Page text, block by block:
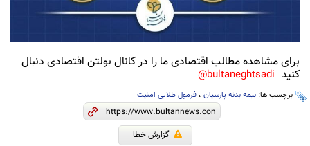
برای مشاهده مطالب اقتصادی ما را در کانال بولتن اقتصادی دنبال
کنید bultaneghtsadi@
برچسب ها: بیمه بدنه پارسیان ، فرمول طلایی امنیت
گزارش خطا